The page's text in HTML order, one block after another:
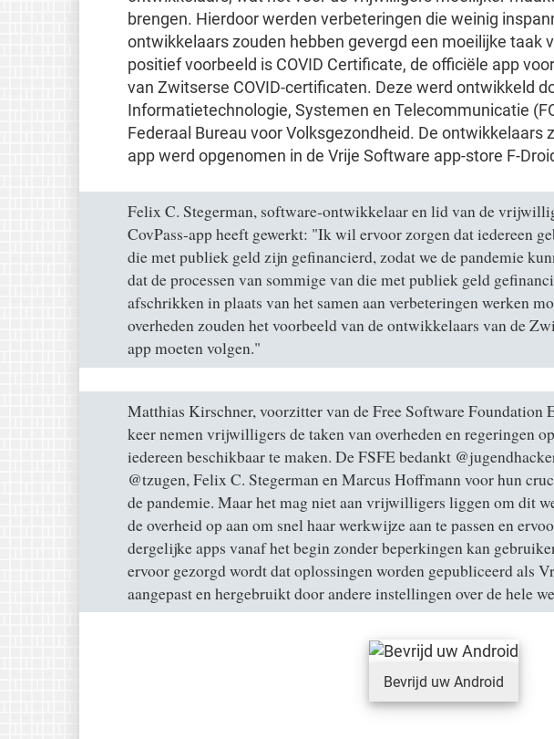
brengen. Hierdoor werden verbeteringen die weinig
ontwikkelaars zouden hebben gevergd een moeilijke taak
positief voorbeeld is COVID Certificate, de officiële app
van Zwitserse COVID-certificaten. Deze werd ontwikkeld
Informatietechnologie, Systemen en Telecommunicatie
Federaal Bureau voor Volksgezondheid. De ontwikkelaars
app werd opgenomen in de Vrije Software app-store F-
Felix C. Stegerman, software-ontwikkelaar en lid van de
CovPass-app heeft gewerkt: "Ik wil ervoor zorgen dat iedereen
die met publiek geld zijn gefinancierd, zodat we de pandemie
dat de processen van sommige van die met publiek geld
afschrikken in plaats van het samen aan verbeteringen werken
overheden zouden het voorbeeld van de ontwikkelaars van de
app moeten volgen."
Matthias Kirschner, voorzitter van de Free Software Foundation
keer nemen vrijwilligers de taken van overheden en regeringen
iedereen beschikbaar te maken. De FSFE bedankt
@tzugen, Felix C. Stegerman en Marcus Hoffmann voor hun
de pandemie. Maar het mag niet aan vrijwilligers liggen om dit
de overheid op aan om snel haar werkwijze aan te passen en
dergelijke apps vanaf het begin zonder beperkingen kan
ervoor gezorgd wordt dat oplossingen worden gepubliceerd als
aangepast en hergebruikt door andere instellingen over de hele
Bevrijd uw Android